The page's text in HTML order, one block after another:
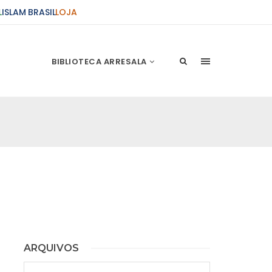
ISLAM BRASILLOJA
BIBLIOTECA ARRESALA
Mesquita do Brás – As leis da
Louvado seja Deus o senhor do
estejam sobre o profeta Mohammad e seus
que não divindade além de
ARQUIVOS
Arquivos